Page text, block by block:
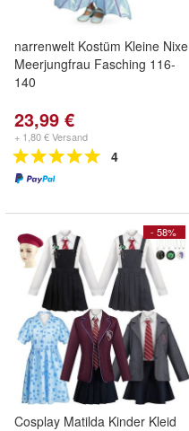
narrenwelt Kostüm Kleine Nixe
Meerjungfrau Fasching 116-
140
23,99 €
+ 1,80 € Versand
4
- 58%
Cosplay Matilda Kinder Kleid